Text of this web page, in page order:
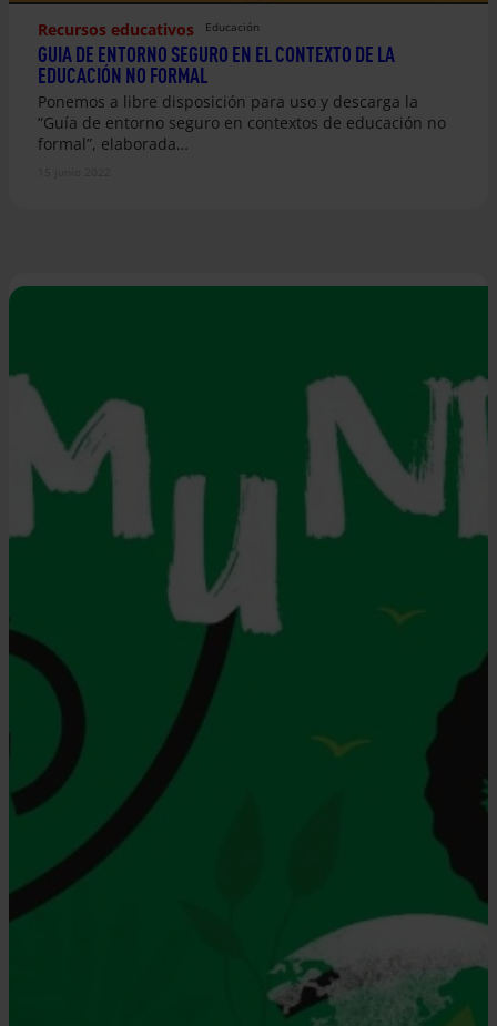
Recursos educativos Educación
GUIA DE ENTORNO SEGURO EN EL CONTEXTO DE LA
EDUCACIÓN NO FORMAL
Ponemos a libre disposición para uso y descarga la
“Guía de entorno seguro en contextos de educación no
formal”, elaborada…